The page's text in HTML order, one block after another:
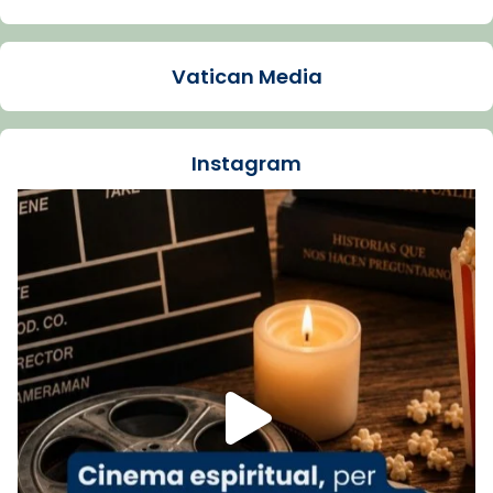
Arquebisbat de Barcelona
La Carmina va patir depressió. Fa gairebé
dos mesos, a l'Estadi Lluís Companys, la
Recupera l'entrevista comp
Vatican
tican News 👇
www.vaticannews.va/es/iglesia/news/2026-
07/carmina-historia-depresion-papa-viaje-
espana-testimoni...
Foto
View on Facebook · Share
Arquebisbat de Barcelona
2 weeks ago
Vatican Media
Instagram